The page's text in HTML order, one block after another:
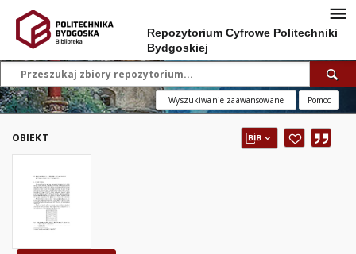
Repozytorium Cyfrowe Politechniki
Bydgoskiej
Wyszukiwanie zaawansowane Pomoc
OBIEKT